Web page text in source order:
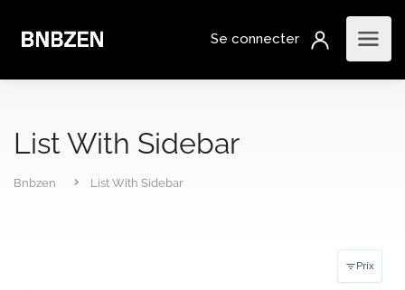
List With Sidebar
Bnbzen List With Sidebar
Prix